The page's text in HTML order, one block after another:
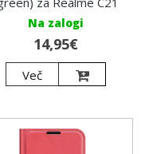
Na zalogi
14,95€
Več